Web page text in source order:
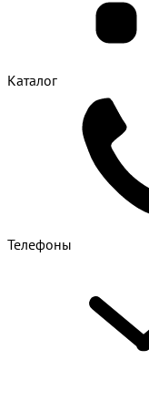
Каталог
Телефоны